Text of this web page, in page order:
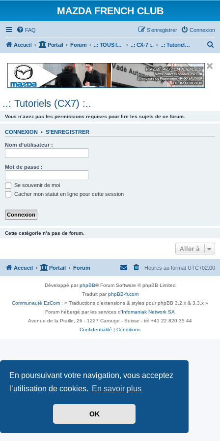
En poursuivant votre navigation, vous acceptez
l’utilisation de cookies. En savoir plus
OK
MAZDA FRENCH CLUB
FAQ Connexion
S’enregistrer
Accueil Portail Forum ..: TOUS les Véhicules MAZDA :.. ..: CX-7 :.. ..: Tutoriels (CX7) :..
e
..: Tutoriels (CX7) :..
Vous n’avez pas les permissions requises pour lire les sujets de ce forum.
CONNEXION • S’ENREGISTRER
Nom d’utilisateur :
Mot de passe :
Se souvenir de moi
Cacher mon statut en ligne pour cette session
Cette catégorie n’a pas de forum.
Aller à
Accueil Portail Forum Heures au format UTC+02:00
Développé parphpBB® Forum Software © phpBB Limited
Traduit parphpBB-fr.com
Communauté EzCom : « Traductions d'extensions & styles pour phpBB 3.2.x & 3.3.x »
Forum hébergé par les services d’ Infomaniak Network SA
Avenue de la Praille, 26 - 1227 Carouge - Suisse - tél +41 22 820 35 44
Confidentialité
Conditions